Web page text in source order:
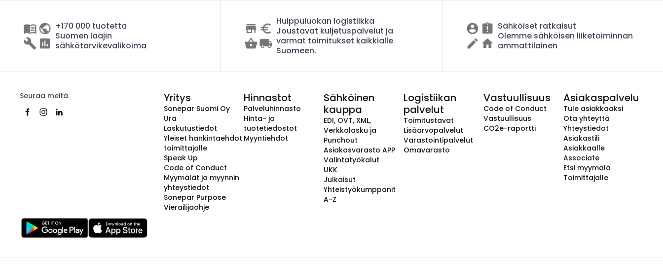
+170 000 tuotetta
Suomen laajin
sähkötarvikevalikoima
Huippuluokan logistiikka
Joustavat kuljetuspalvelut ja
varmat toimitukset kaikkialle
Suomeen.
Sähköiset ratkaisut
Olemme sähköisen liiketoiminnan
ammattilainen
Seuraa meitä Yritys
Sonepar Suomi Oy
Ura
Laskutustiedot
Yleiset hankintaehdot
toimittajalle
Speak Up
Code of Conduct
Myymälät ja myynnin
yhteystiedot
Sonepar Purpose
Vierailijaohje
Hinnastot
Palveluhinnasto
Hinta- ja
tuotetiedostot
Myyntiehdot
Sähköinen
kauppa
EDI, OVT, XML,
Verkkolasku ja
Punchout
Asiakasvarasto APP
Valintatyökalut
UKK
Julkaisut
Yhteistyökumppanit
A-Z
Logistiikan
palvelut
Toimitustavat
Lisäarvopalvelut
Varastointipalvelut
Omavarasto
Vastuullisuus
Code of Conduct
Vastuullisuus
CO2e-raportti
Asiakaspalvelu
Tule asiakkaaksi
Ota yhteyttä
Yhteystiedot
Asiakastili
Asiakkaalle
Associate
Etsi myymälä
Toimittajalle